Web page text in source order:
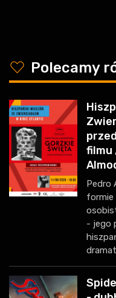
y Polecamy
filmu
Pedro
formie
- jego